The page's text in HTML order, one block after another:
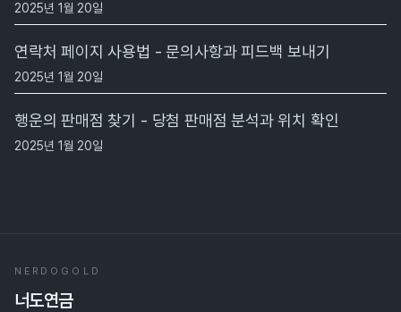
2025년 1월 20일
연락처 페이지 사용법 - 문의사항과 피드백 보내기
2025년 1월 20일
행운의 판매점 찾기 - 당첨 판매점 분석과 위치 확인
2025년 1월 20일
NERDOGOLD
너도연금